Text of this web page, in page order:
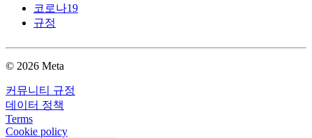
코로나19
규정
© 2026 Meta
커뮤니티 규정
데이터 정책
Terms
Cookie policy